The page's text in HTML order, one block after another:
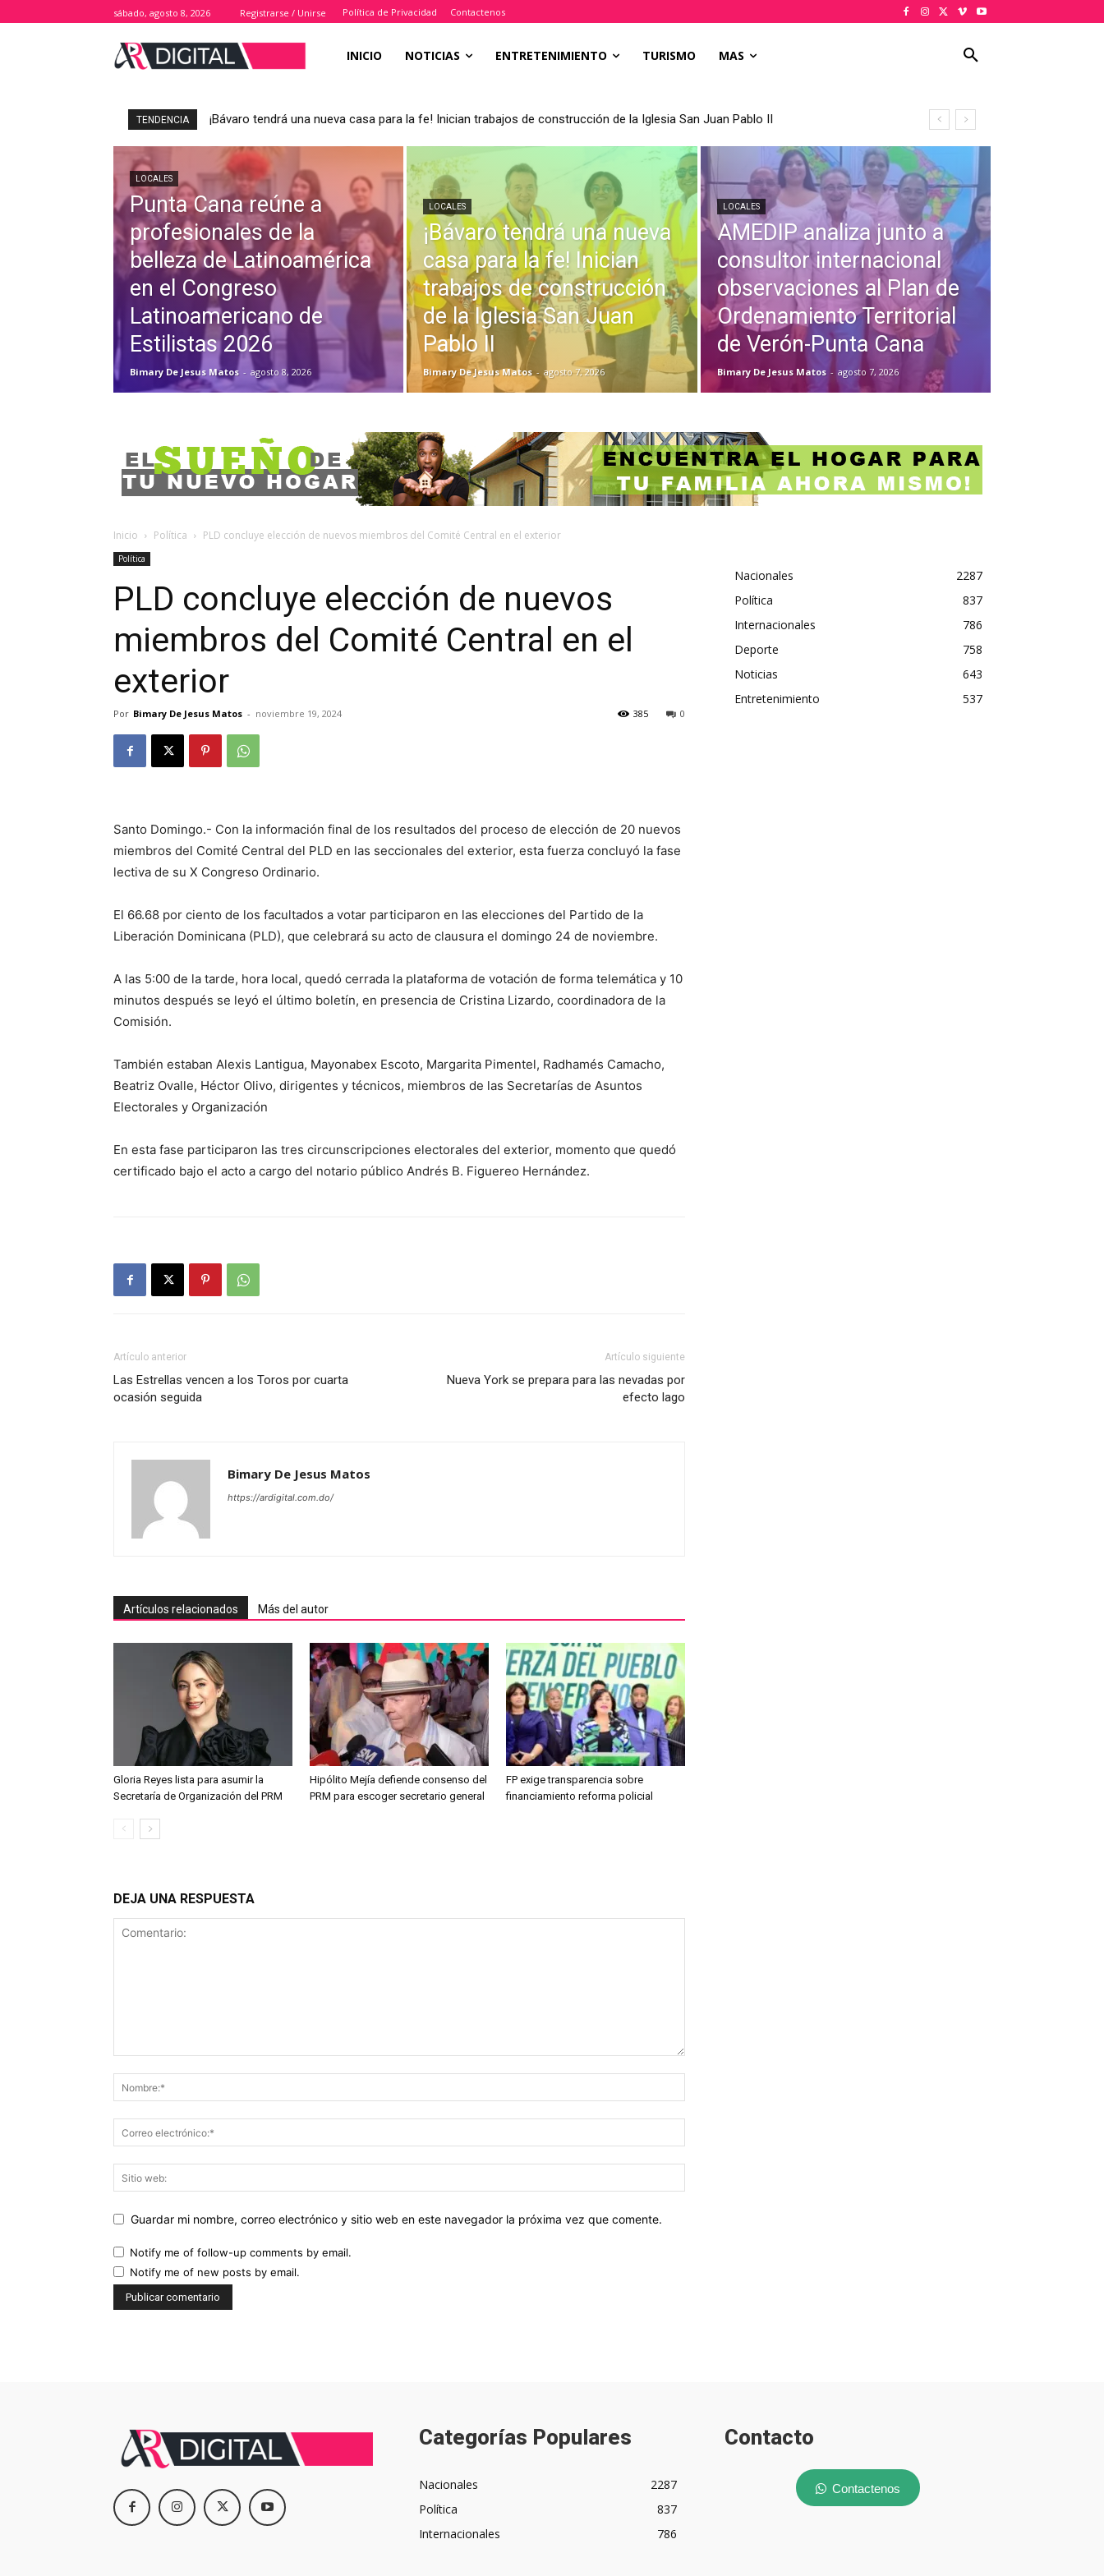
sábado, agosto 8, 2026 Registrarse / Unirse Política de Privacidad Contactenos
INICIO NOTICIAS ENTRETENIMIENTO TURISMO MAS
TENDENCIA ¡Bávaro tendrá una nueva casa para la fe! Inician trabajos de construcción de la Iglesia San Juan Pablo II
LOCALES
Punta Cana reúne a
profesionales de la
belleza de Latinoamérica
en el Congreso
Latinoamericano de
Estilistas 2026
Bimary De Jesus Matos - agosto 8, 2026
LOCALES
¡Bávaro tendrá una nueva
casa para la fe! Inician
trabajos de construcción
de la Iglesia San Juan
Pablo II
Bimary De Jesus Matos - agosto 7, 2026
LOCALES
AMEDIP analiza junto a
consultor internacional
observaciones al Plan de
Ordenamiento Territorial
de Verón-Punta Cana
Bimary De Jesus Matos - agosto 7, 2026
Inicio Política PLD concluye elección de nuevos miembros del Comité Central en el exterior
Política
PLD concluye elección de nuevos
miembros del Comité Central en el
exterior
Por Bimary De Jesus Matos - noviembre 19, 2024 0
385
Santo Domingo.- Con la información final de los resultados del proceso de elección de 20 nuevos
miembros del Comité Central del PLD en las seccionales del exterior, esta fuerza concluyó la fase
lectiva de su X Congreso Ordinario.
El 66.68 por ciento de los facultados a votar participaron en las elecciones del Partido de la
Liberación Dominicana (PLD), que celebrará su acto de clausura el domingo 24 de noviembre.
A las 5:00 de la tarde, hora local, quedó cerrada la plataforma de votación de forma telemática y 10
minutos después se leyó el último boletín, en presencia de Cristina Lizardo, coordinadora de la
Comisión.
También estaban Alexis Lantigua, Mayonabex Escoto, Margarita Pimentel, Radhamés Camacho,
Beatriz Ovalle, Héctor Olivo, dirigentes y técnicos, miembros de las Secretarías de Asuntos
Electorales y Organización
En esta fase participaron las tres circunscripciones electorales del exterior, momento que quedó
certificado bajo el acto a cargo del notario público Andrés B. Figuereo Hernández.
Artículo anterior
Las Estrellas vencen a los Toros por cuarta
ocasión seguida
Artículo siguiente
Nueva York se prepara para las nevadas por
efecto lago
Bimary De Jesus Matos
https://ardigital.com.do/
Artículos relacionados Más del autor
Gloria Reyes lista para asumir la
Secretaría de Organización del PRM
Hipólito Mejía defiende consenso del
PRM para escoger secretario general
FP exige transparencia sobre
financiamiento reforma policial
DEJA UNA RESPUESTA
Guardar mi nombre, correo electrónico y sitio web en este navegador la próxima vez que comente.
Notify me of follow-up comments by email.
Notify me of new posts by email.
Nacionales
2287
Política
837
Internacionales
786
Deporte
758
Noticias
643
Entretenimiento
537
Categorías Populares
Nacionales
2287
Política
837
Internacionales
786
Contacto
Contactenos